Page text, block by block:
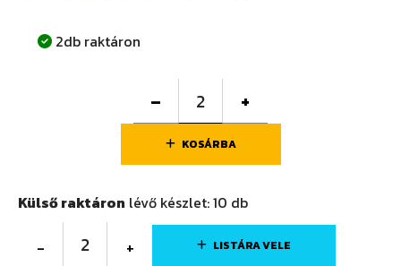
2db raktáron
– +
KOSÁRBA
Külső raktáron lévő készlet:10 db
- 2 + LISTÁRA VELE